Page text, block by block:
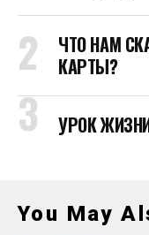
ЧТО НАМ
КАРТЫ?
УРОК
You May